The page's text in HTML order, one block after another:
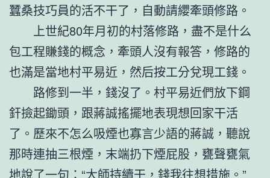
蠶桑技巧員的活不干了，自動請纓牽頭修路。
上世紀80年月初的村落修路，盡不是什么
包工程賺錢的概念，牽頭人沒有報答，修路的
也滿是當地村平易近，然后按工分兌現工錢。
路修到一半，錢沒了。村平易近們放下鋼
釬撿起鋤頭，跟蔣誠搖擺地表現想回家干活
了。歷來不怎么吸煙也寡言少語的蔣誠，聽說
那時連抽三根煙，末端扔下煙屁股，甕聲甕氣
地說了一句：“大師持續干，錢我往想措施。”